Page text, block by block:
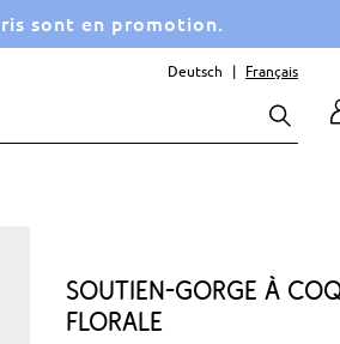
sont en promotion.
Deutsch Français
Soutien-gorge à
florale